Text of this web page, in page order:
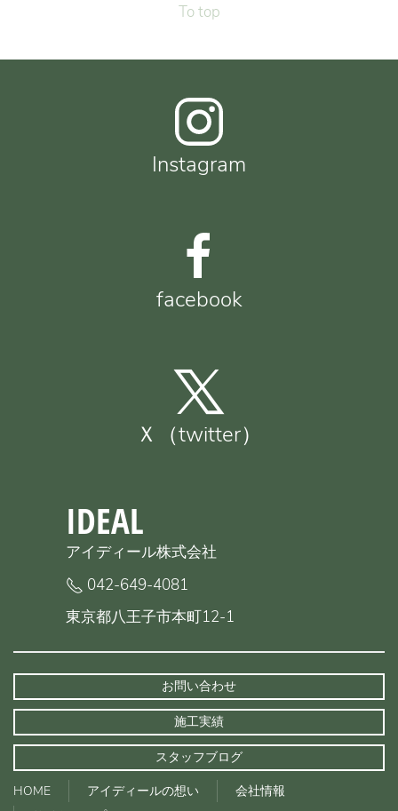
To top
Instagram
facebook
Ｘ（twitter）
IDEAL
アイディール株式会社
042-649-4081
東京都八王子市本町12-1
お問い合わせ
施工実績
スタッフブログ
HOME
アイディールの想い
会社情報